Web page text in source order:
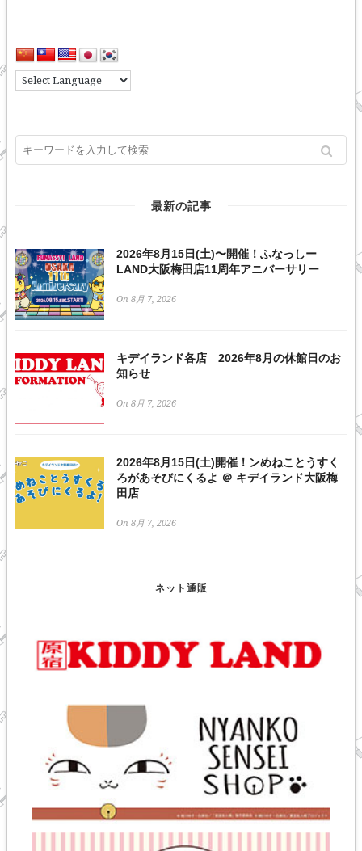
最新の記事
2026年8月15日(土)〜開催！ふなっしー
LAND大阪梅田店11周年アニバーサリー
On 8月 7, 2026
キデイランド各店 2026年8月の休館日のお
知らせ
On 8月 7, 2026
2026年8月15日(土)開催！ンめねことうすく
ろがあそびにくるよ ＠ キデイランド大阪梅
田店
On 8月 7, 2026
ネット通販